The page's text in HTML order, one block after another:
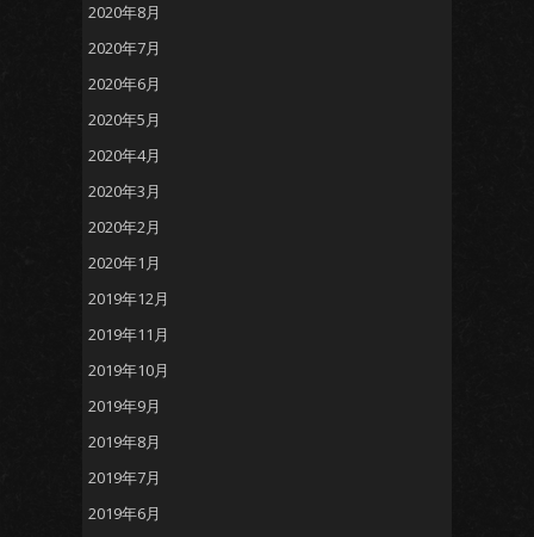
2020年8月
2020年7月
2020年6月
2020年5月
2020年4月
2020年3月
2020年2月
2020年1月
2019年12月
2019年11月
2019年10月
2019年9月
2019年8月
2019年7月
2019年6月